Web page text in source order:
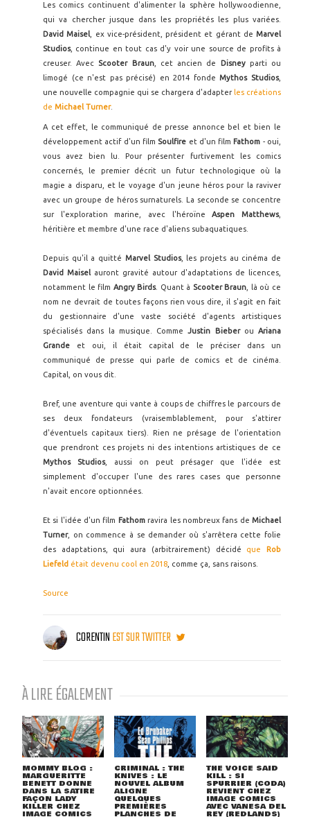
Les comics continuent d'alimenter la sphère hollywoodienne,
qui va chercher jusque dans les propriétés les plus variées.
David Maisel , ex vice-président, président et gérant de Marvel
Studios, continue en tout cas d'y voir une source de profits à
creuser. Avec Scooter Braun, cet ancien de Disneyparti ou
limogé (ce n'est pas précisé) en 2014 fondeMythos Studios,
une nouvelle compagnie qui se chargera d'adapter les créations
de Michael Turner.
A cet effet, le communiqué de presse annonce bel et bien le
développement actif d'un film Soulfire et d'un film Fathom - oui,
vous avez bien lu. Pour présenter furtivement les comics
concernés, le premier décrit un futur technologique où la
magie a disparu, et le voyage d'un jeune héros pour la raviver
avec un groupe de héros surnaturels. La seconde se concentre
sur l'exploration marine, avec l'héroïneAspen Matthews,
héritière et membre d'une race d'aliens subaquatiques.
Depuis qu'il a quitté Marvel Studios, les projets au cinéma de
David Maisel auront gravité autour d'adaptations de licences,
notamment le film Angry Birds. Quant à Scooter Braun , là où ce
nom ne devrait de toutes façons rien vous dire, il s'agit en fait
du gestionnaire d'une vaste société d'agents artistiques
spécialisés dans la musique. CommeJustin Bieberou Ariana
Grande et oui, il était capital de le préciser dans un
communiqué de presse qui parle de comics et de cinéma.
Capital, on vous dit.
Bref, une aventure qui vante à coups de chiffres le parcours de
ses deux fondateurs (vraisemblablement, pour s'attirer
d'éventuels capitaux tiers). Rien ne présage de l'orientation
que prendront ces projets ni des intentions artistiques de ce
Mythos Studios, aussi on peut présager que l'idée est
simplement d'occuper l'une des rares cases que personne
n'avait encore optionnées.
Et si l'idée d'un film Fathomravira les nombreux fans deMichael
Turner, on commence à se demander où s'arrêtera cette folie
des adaptations, qui aura (arbitrairement) décidé queRob
Liefeld était devenu cool en 2018 , comme ça, sans raisons.
Source
CORENTINEST SUR TWITTER
À LIRE ÉGALEMENT
MOMMY BLOG :
MARGUERITTE
BENETT DONNE
DANS LA SATIRE
FAÇON LADY
KILLER CHEZ
IMAGE COMICS
CRIMINAL : THE
KNIVES : LE
NOUVEL ALBUM
ALIGNE
QUELQUES
PREMIÈRES
PLANCHES DE
THE VOICE SAID
KILL : SI
SPURRIER (CODA)
REVIENT CHEZ
IMAGE COMICS
AVEC VANESA DEL
REY (REDLANDS)